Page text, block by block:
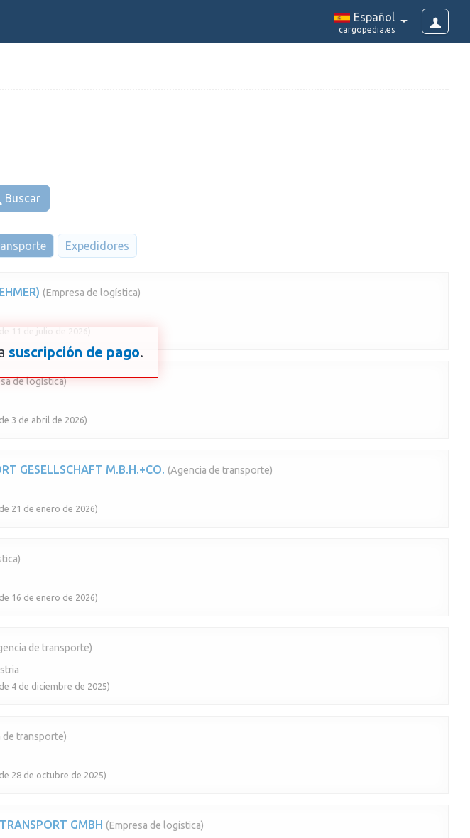
Español
cargopedia.es
Buscar
Expedidores
(Empresa de logística)
11 de julio de 2026)
de logística)
3 de abril de 2026)
GESELLSCHAFT M.B.H.+CO. (Agencia de transporte)
21 de enero de 2026)
16 de enero de 2026)
de transporte)
4 de diciembre de 2025)
de transporte)
28 de octubre de 2025)
GMBH (Empresa de logística)
suscripción de pago.